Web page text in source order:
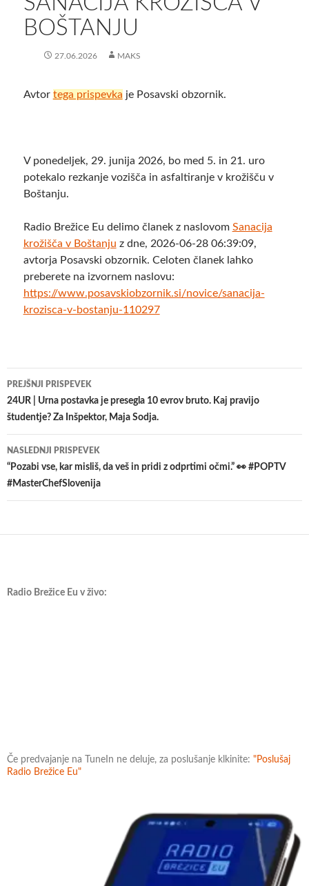
BOŠTANJU
27.06.2026 MAKS
Avtor tega prispevka je Posavski obzornik.
V ponedeljek, 29. junija 2026, bo med 5. in 21. uro
potekalo rezkanje vozišča in asfaltiranje v krožišču v
Boštanju.
Radio Brežice Eu delimo članek z naslovom Sanacija
krožišča v Boštanju z dne, 2026-06-28 06:39:09,
avtorja Posavski obzornik. Celoten članek lahko
preberete na izvornem naslovu:
https://www.posavskiobzornik.si/novice/sanacija-
krozisca-v-bostanju-110297
Krmarjenje
po
prispevkih
PREJŠNJI PRISPEVEK
24UR | Urna postavka je presegla 10 evrov bruto. Kaj pravijo
študentje? Za Inšpektor, Maja Sodja.
NASLEDNJI PRISPEVEK
“Pozabi vse, kar misliš, da veš in pridi z odprtimi očmi.” 👀 #POPTV
#MasterChefSlovenija
Radio Brežice Eu v živo:
Če predvajanje na TuneIn ne deluje, za poslušanje klkinite: "Poslušaj
Radio Brežice Eu"